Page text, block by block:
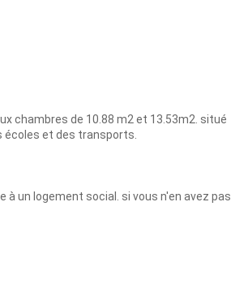
chambres de 10.88 m2 et 13.53m2. situé
écoles et des transports.
un logement social. si vous n'en avez pas